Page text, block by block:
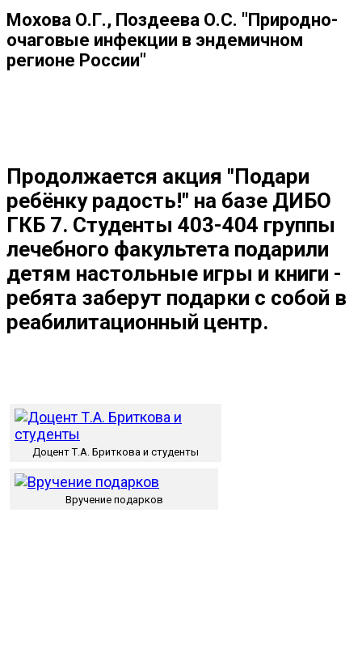
Мохова О.Г., Поздеева О.С. "Природно-
очаговые инфекции в эндемичном
регионе России"
Продолжается акция "Подари
ребёнку радость!" на базе ДИБО
ГКБ 7. Студенты 403-404 группы
лечебного факультета подарили
детям настольные игры и книги -
ребята заберут подарки с собой в
реабилитационный центр.
Доцент Т.А. Бриткова и студенты
Вручение подарков